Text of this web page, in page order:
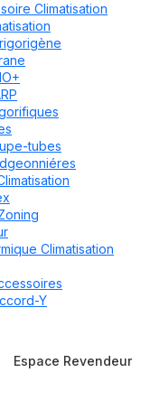
Climatisation
tubes
Climatisation
Y
Espace Revendeur